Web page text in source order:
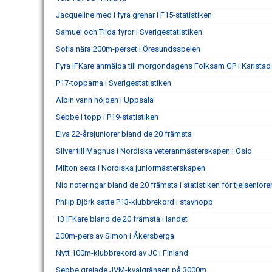
Jacqueline med i fyra grenar i F15-statistiken
Samuel och Tilda fyror i Sverigestatistiken
Sofia nära 200m-perset i Öresundsspelen
Fyra IFKare anmälda till morgondagens Folksam GP i Karlstad
P17-topparna i Sverigestatistiken
Albin vann höjden i Uppsala
Sebbe i topp i P19-statistiken
Elva 22-årsjuniorer bland de 20 främsta
Silver till Magnus i Nordiska veteranmästerskapen i Oslo
Milton sexa i Nordiska juniormästerskapen
Nio noteringar bland de 20 främsta i statistiken för
Philip Björk satte P13-klubbrekord i stavhopp
13 IFKare bland de 20 främsta i landet
200m-pers av Simon i Åkersberga
Nytt 100m-klubbrekord av JC i Finland
Sebbe grejade JVM-kvalgränsen på 3000m